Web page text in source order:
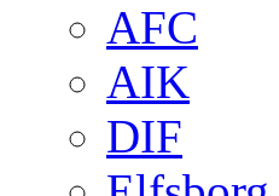
AFC
AIK
DIF